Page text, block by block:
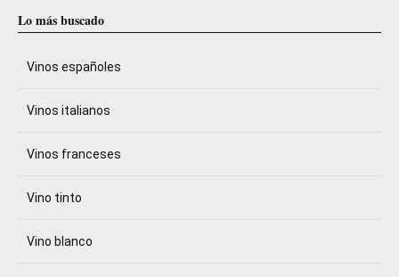
Lo más buscado
Vinos españoles
Vinos italianos
Vinos franceses
Vino tinto
Vino blanco